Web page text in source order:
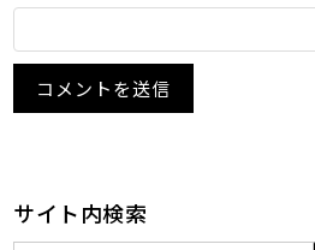
サイト内検索